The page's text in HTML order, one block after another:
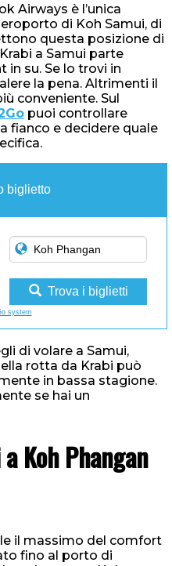
Airways è l’unica
di Koh Samui, di
questa posizione di
a Samui parte
in su. Se lo trovi in
la pena. Altrimenti il
conveniente. Sul
puoi controllare
fianco e decidere quale
biglietto
Trova i biglietti
system
di volare a Samui,
rotta da Krabi può
in bassa stagione.
se hai un
Koh Phangan
il massimo del comfort
fino al porto di